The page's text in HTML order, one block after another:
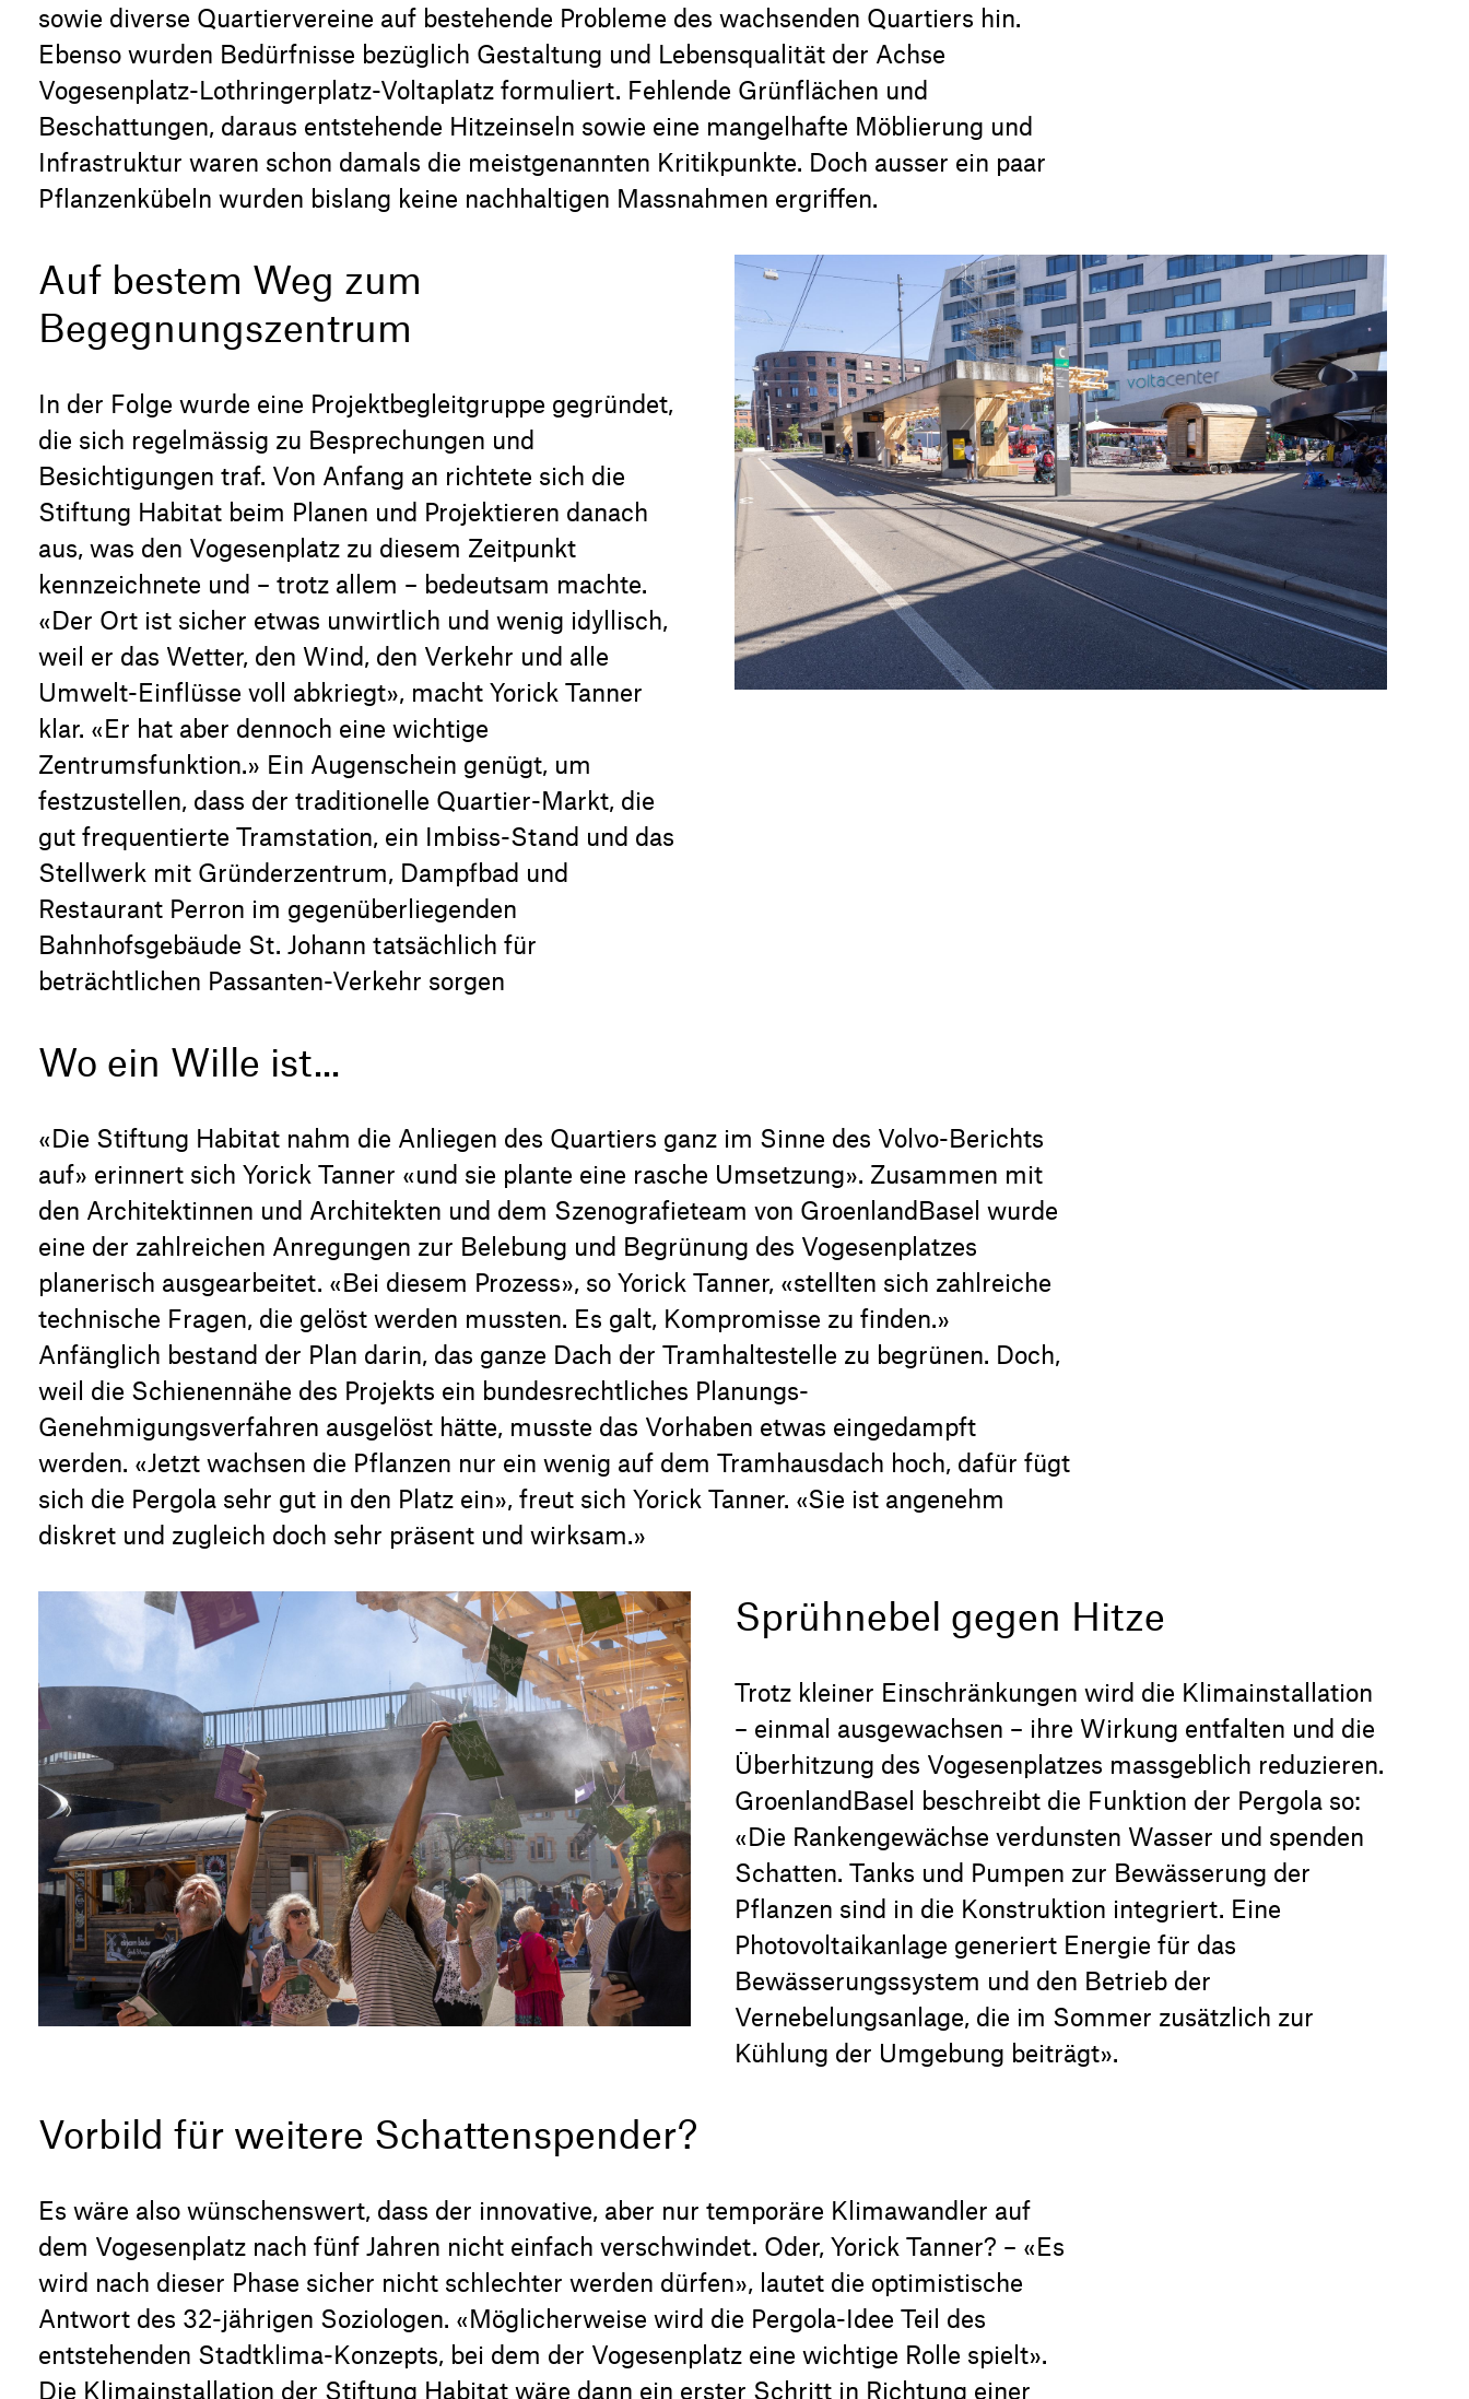
sowie diverse Quartiervereine auf bestehende Probleme des wachsenden Quartiers hin.
Ebenso wurden Bedürfnisse bezüglich Gestaltung und Lebensqualität der Achse
Vogesenplatz-Lothringerplatz-Voltaplatz formuliert. Fehlende Grünflächen und
Beschattungen, daraus entstehende Hitzeinseln sowie eine mangelhafte Möblierung und
Infrastruktur waren schon damals die meistgenannten Kritikpunkte. Doch ausser ein paar
Pflanzenkübeln wurden bislang keine nachhaltigen Massnahmen ergriffen.
Auf bestem Weg zum
Begegnungszentrum
In der Folge wurde eine Projektbegleitgruppe gegründet,
die sich regelmässig zu Besprechungen und
Besichtigungen traf. Von Anfang an richtete sich die
Stiftung Habitat beim Planen und Projektieren danach
aus, was den Vogesenplatz zu diesem Zeitpunkt
kennzeichnete und – trotz allem – bedeutsam machte.
«Der Ort ist sicher etwas unwirtlich und wenig idyllisch,
weil er das Wetter, den Wind, den Verkehr und alle
Umwelt-Einflüsse voll abkriegt», macht Yorick Tanner
klar. «Er hat aber dennoch eine wichtige
Zentrumsfunktion.» Ein Augenschein genügt, um
festzustellen, dass der traditionelle Quartier-Markt, die
gut frequentierte Tramstation, ein Imbiss-Stand und das
Stellwerk mit Gründerzentrum, Dampfbad und
Restaurant Perron im gegenüberliegenden
Bahnhofsgebäude St. Johann tatsächlich für
beträchtlichen Passanten-Verkehr sorgen
Wo ein Wille ist...
«Die Stiftung Habitat nahm die Anliegen des Quartiers ganz im Sinne des Volvo-Berichts
auf» erinnert sich Yorick Tanner «und sie plante eine rasche Umsetzung». Zusammen mit
den Architektinnen und Architekten und dem Szenografieteam von GroenlandBasel wurde
eine der zahlreichen Anregungen zur Belebung und Begrünung des Vogesenplatzes
planerisch ausgearbeitet. «Bei diesem Prozess», so Yorick Tanner, «stellten sich zahlreiche
technische Fragen, die gelöst werden mussten. Es galt, Kompromisse zu finden.»
Anfänglich bestand der Plan darin, das ganze Dach der Tramhaltestelle zu begrünen. Doch,
weil die Schienennähe des Projekts ein bundesrechtliches Planungs-
Genehmigungsverfahren ausgelöst hätte, musste das Vorhaben etwas eingedampft
werden. «Jetzt wachsen die Pflanzen nur ein wenig auf dem Tramhausdach hoch, dafür fügt
sich die Pergola sehr gut in den Platz ein», freut sich Yorick Tanner. «Sie ist angenehm
diskret und zugleich doch sehr präsent und wirksam.»
Sprühnebel gegen Hitze
Trotz kleiner Einschränkungen wird die Klimainstallation
– einmal ausgewachsen – ihre Wirkung entfalten und die
Überhitzung des Vogesenplatzes massgeblich reduzieren.
GroenlandBasel beschreibt die Funktion der Pergola so:
«Die Rankengewächse verdunsten Wasser und spenden
Schatten. Tanks und Pumpen zur Bewässerung der
Pflanzen sind in die Konstruktion integriert. Eine
Photovoltaikanlage generiert Energie für das
Bewässerungssystem und den Betrieb der
Vernebelungsanlage, die im Sommer zusätzlich zur
Kühlung der Umgebung beiträgt».
Vorbild für weitere Schattenspender?
Es wäre also wünschenswert, dass der innovative, aber nur temporäre Klimawandler auf
dem Vogesenplatz nach fünf Jahren nicht einfach verschwindet. Oder, Yorick Tanner? – «Es
wird nach dieser Phase sicher nicht schlechter werden dürfen», lautet die optimistische
Antwort des 32-jährigen Soziologen. «Möglicherweise wird die Pergola-Idee Teil des
entstehenden Stadtklima-Konzepts, bei dem der Vogesenplatz eine wichtige Rolle spielt».
Die Klimainstallation der Stiftung Habitat wäre dann ein erster Schritt in Richtung einer